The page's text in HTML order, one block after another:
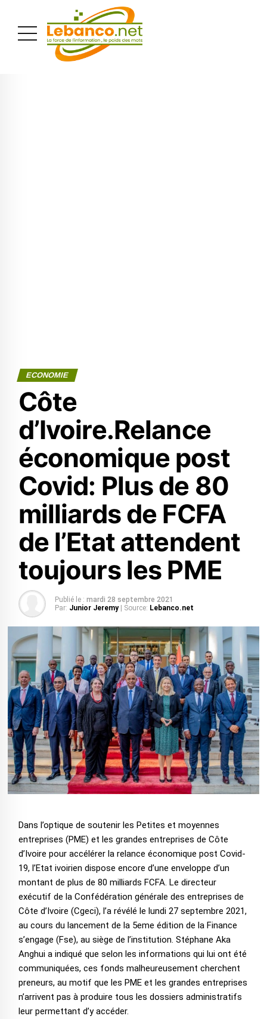
ECONOMIE
Côte
d’Ivoire.Relance
économique post
Covid: Plus de 80
milliards de FCFA
de l’Etat attendent
toujours les PME
Publié le : mardi 28 septembre 2021
Par: Junior Jeremy | Source: Lebanco.net
Dans l’optique de soutenir les Petites et moyennes
entreprises (PME) et les grandes entreprises de Côte
d’Ivoire pour accélérer la relance économique post Covid-
19, l’Etat ivoirien dispose encore d’une enveloppe d’un
montant de plus de 80 milliards FCFA. Le directeur
exécutif de la Confédération générale des entreprises de
Côte d’Ivoire (Cgeci), l’a révélé le lundi 27 septembre 2021,
au cours du lancement de la 5eme édition de la Finance
s’engage (Fse), au siège de l’institution. Stéphane Aka
Anghui a indiqué que selon les informations qui lui ont été
communiquées, ces fonds malheureusement cherchent
preneurs, au motif que les PME et les grandes entreprises
n’arrivent pas à produire tous les dossiers administratifs
leur permettant d’y accéder.